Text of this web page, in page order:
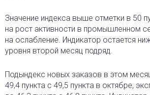
Значение индекса выше отметки в 50
на рост активности в промышленном
на ослабление. Индикатор остается
уровня второй месяц подряд.
Подындекс новых заказов в этом
49,4 пункта с 49,5 пункта в октябре,